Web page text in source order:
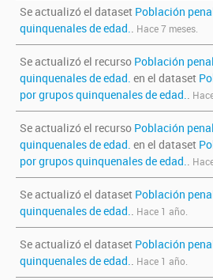
Se actualizó el dataset Población
quinquenales de edad.. Hace 7 meses.
Se actualizó el recurso Población
quinquenales de edad. en el dataset
por grupos quinquenales de edad..
Se actualizó el recurso Población
quinquenales de edad. en el dataset
por grupos quinquenales de edad..
Se actualizó el dataset Población
quinquenales de edad.. Hace 1 año.
Se actualizó el dataset Población
quinquenales de edad.. Hace 1 año.